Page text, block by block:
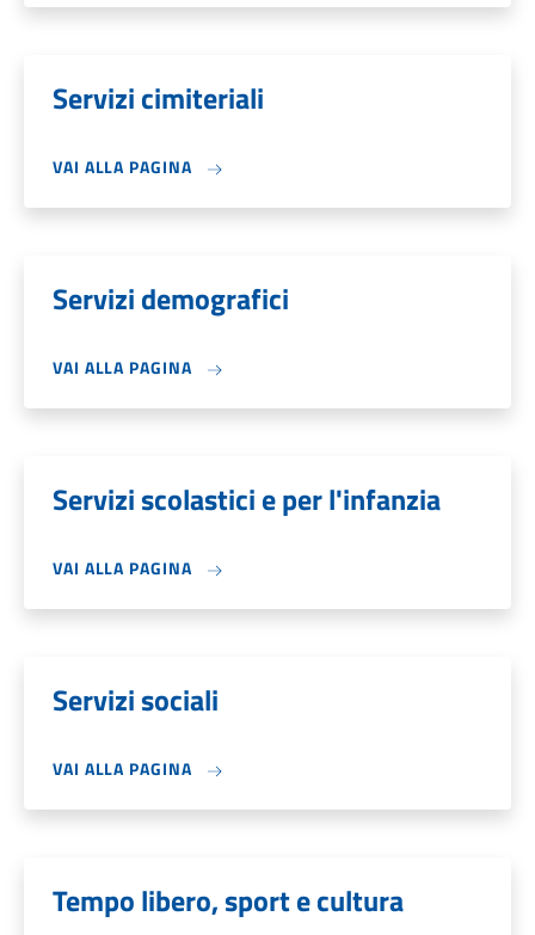
Servizi cimiteriali
VAI ALLA PAGINA
Servizi demografici
VAI ALLA PAGINA
Servizi scolastici e per l'infanzia
VAI ALLA PAGINA
Servizi sociali
VAI ALLA PAGINA
Tempo libero, sport e cultura